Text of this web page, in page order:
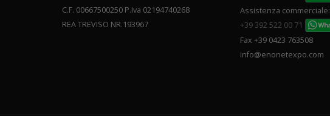
C.F. 00667500250 P.Iva 02194740268
REA TREVISO NR.193967
Assistenza commerciale:
+39 392 522 00 71
Fax +39 0423 763508
info@enonetexpo.com